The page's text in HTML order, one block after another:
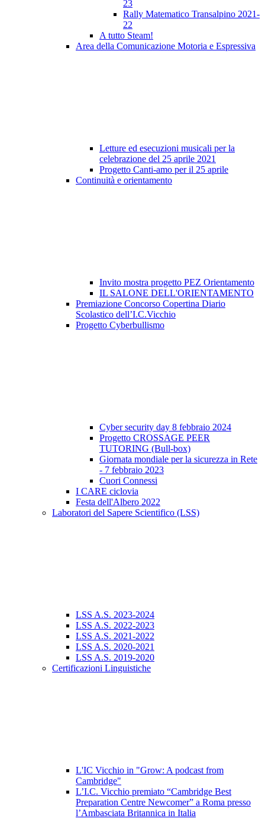
23
Rally Matematico Transalpino 2021-
22
A tutto Steam!
Area della Comunicazione Motoria e Espressiva
Letture ed esecuzioni musicali per la
celebrazione del 25 aprile 2021
Progetto Canti-amo per il 25 aprile
Continuità e orientamento
Invito mostra progetto PEZ Orientamento
IL SALONE DELL'ORIENTAMENTO
Premiazione Concorso Copertina Diario
Scolastico dell’I.C.Vicchio
Progetto Cyberbullismo
Cyber security day 8 febbraio 2024
Progetto CROSSAGE PEER
TUTORING (Bull-box)
Giornata mondiale per la sicurezza in Rete
- 7 febbraio 2023
Cuori Connessi
I CARE ciclovia
Festa dell'Albero 2022
Laboratori del Sapere Scientifico (LSS)
LSS A.S. 2023-2024
LSS A.S. 2022-2023
LSS A.S. 2021-2022
LSS A.S. 2020-2021
LSS A.S. 2019-2020
Certificazioni Linguistiche
L'IC Vicchio in "Grow: A podcast from
Cambridge"
L’I.C. Vicchio premiato “Cambridge Best
Preparation Centre Newcomer” a Roma presso
l’Ambasciata Britannica in Italia